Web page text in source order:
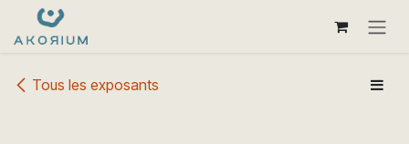
Se rendre au contenu
Tous les exposants